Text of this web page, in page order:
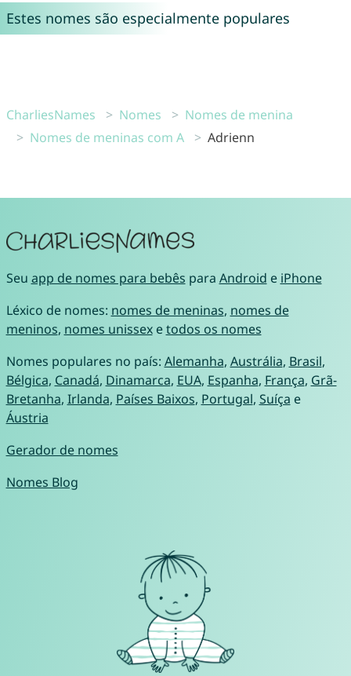
Estes nomes são especialmente populares
CharliesNames Nomes
Nomes de menina
Nomes de meninas com A
Adrienn
Seu app de nomes para bebês para Android e iPhone
Léxico de nomes: nomes de meninas, nomes de
meninos, nomes unissexetodos os nomes
Nomes populares no país: Alemanha, Austrália, Brasil,
Bélgica, Canadá, Dinamarca, EUA, Espanha, França, Grã-
Bretanha, Irlanda, Países Baixos, Portugal, Suíça e
Áustria
Gerador de nomes
Nomes Blog